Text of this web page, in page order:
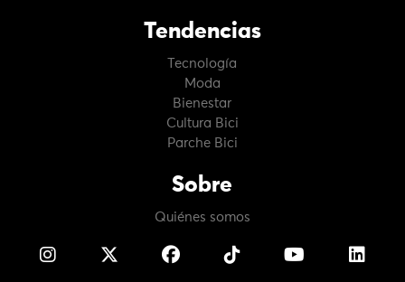
Tendencias
Tecnología
Moda
Bienestar
Cultura Bici
Parche Bici
Sobre
Quiénes somos